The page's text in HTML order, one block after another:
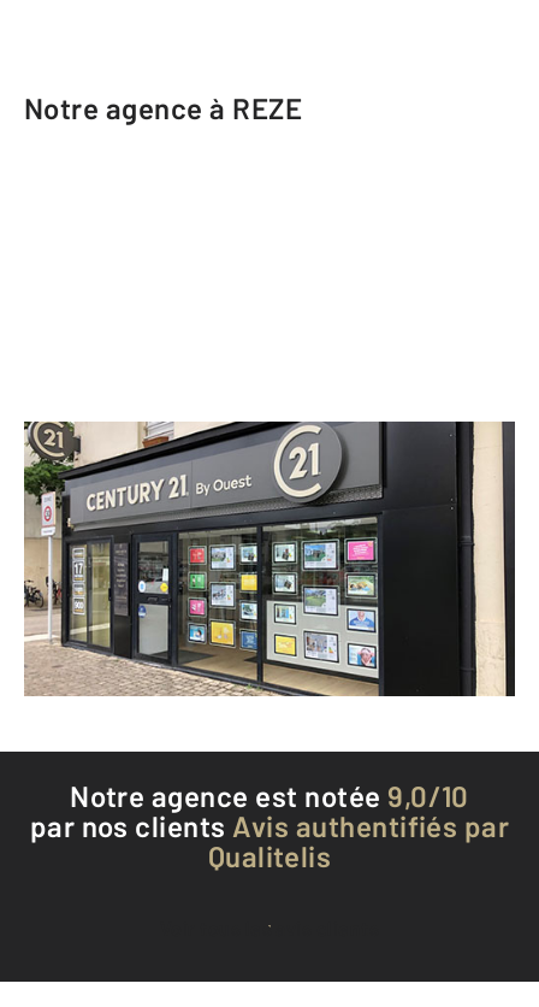
Notre agence à REZE
CENTURY 21 Harmony
1 rue Aristide Briand
REZE - 44400
Envoyer un message
Téléphoner à l'agence
Notre agence est notée 9,0/10
par nos clients Avis authentifiés par
Qualitelis
Voir tous les avis clients